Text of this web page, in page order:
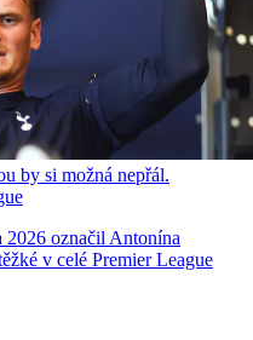
by si možná nepřál.
označil Antonína
v celé Premier League